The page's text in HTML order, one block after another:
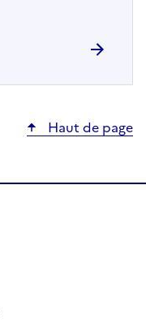
Haut de page